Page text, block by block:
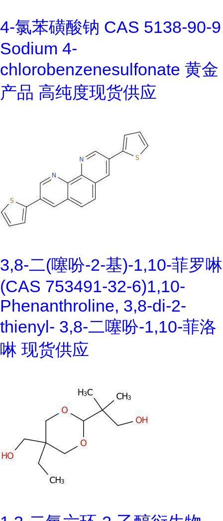
4-氯苯磺酸钠 CAS 5138-90-9
Sodium 4-
chlorobenzenesulfonate 黄金
产品 高纯度现货供应
3,8-二(噻吩-2-基)-1,10-菲罗啉
(CAS 753491-32-6)1,10-
Phenanthroline, 3,8-di-2-
thienyl- 3,8-二噻吩-1,10-菲洛
啉 现货供应